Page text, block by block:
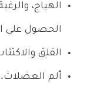
الهياج،
الحصول على
القلق
ألم العضلات.